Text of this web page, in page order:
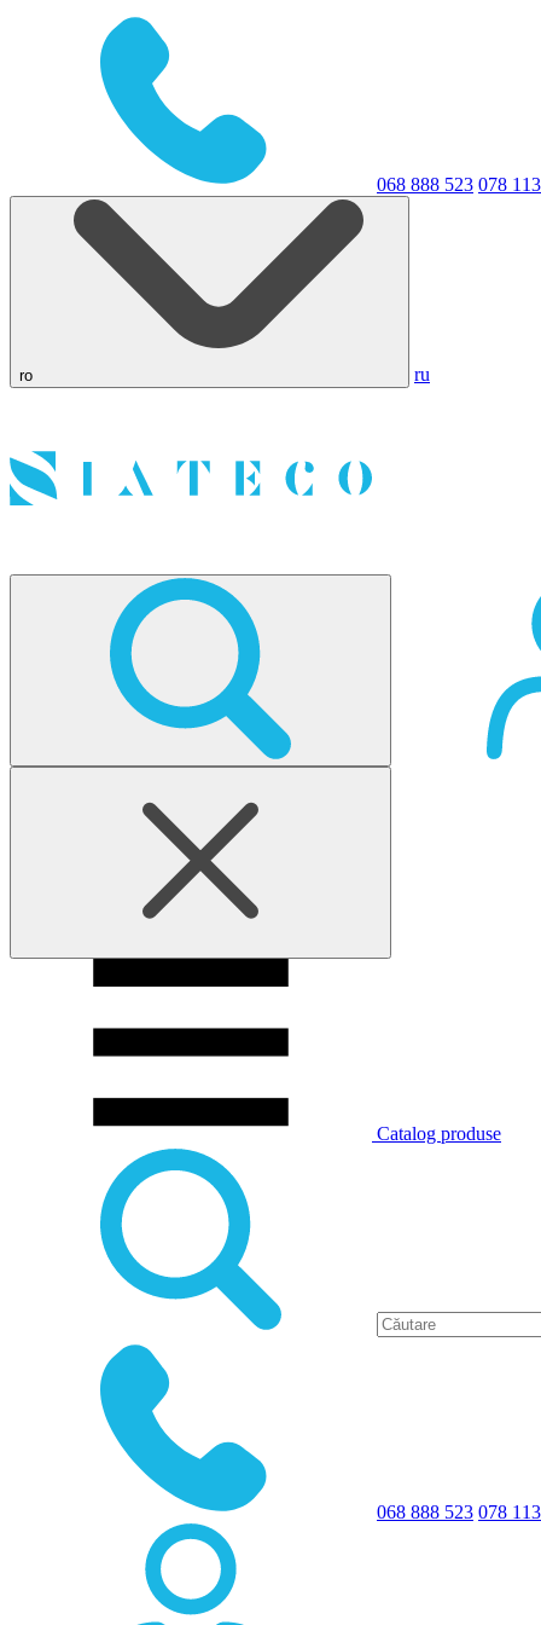
068 888 523 078
ro ru
Catalog produse
068 888 523 078